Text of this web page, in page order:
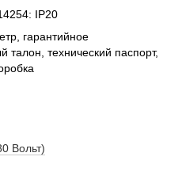
IP20
гарантийное
талон, технический паспорт,
Вольт)